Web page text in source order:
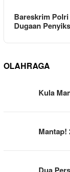
Bareskrim
Dugaan
OLAHRAGA
Kula
Mantap!